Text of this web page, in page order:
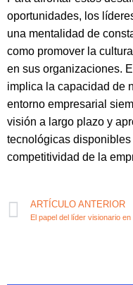
oportunidades, los
una mentalidad de
como promover la
en sus organizaciones.
implica la capacidad de
entorno empresarial
visión a largo plazo y
tecnológicas
competitividad de la
ARTÍCULO ANTERIOR